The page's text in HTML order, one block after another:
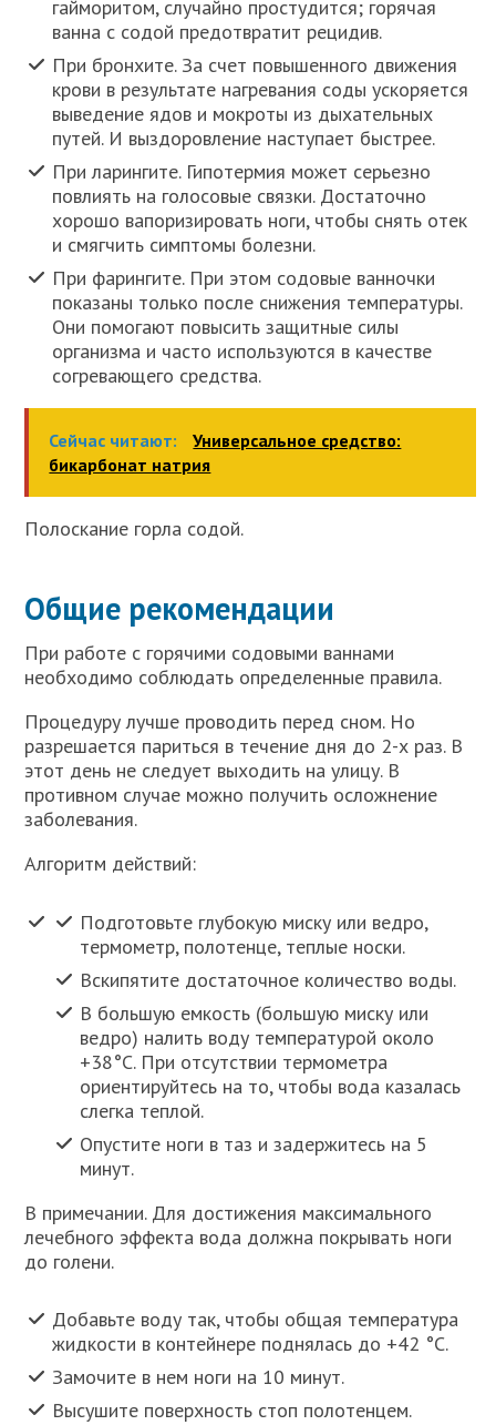
гайморитом, случайно простудится; горячая
ванна с содой предотвратит рецидив.
При бронхите. За счет повышенного движения
крови в результате нагревания соды ускоряется
выведение ядов и мокроты из дыхательных
путей. И выздоровление наступает быстрее.
При ларингите. Гипотермия может серьезно
повлиять на голосовые связки. Достаточно
хорошо вапоризировать ноги, чтобы снять отек
и смягчить симптомы болезни.
При фарингите. При этом содовые ванночки
показаны только после снижения температуры.
Они помогают повысить защитные силы
организма и часто используются в качестве
согревающего средства.
Сейчас читают:
Универсальное средство:
бикарбонат натрия
Полоскание горла содой.
Общие рекомендации
При работе с горячими содовыми ваннами
необходимо соблюдать определенные правила.
Процедуру лучше проводить перед сном. Но
разрешается париться в течение дня до 2-х раз. В
этот день не следует выходить на улицу. В
противном случае можно получить осложнение
заболевания.
Алгоритм действий:
Подготовьте глубокую миску или ведро,
термометр, полотенце, теплые носки.
Вскипятите достаточное количество воды.
В большую емкость (большую миску или
ведро) налить воду температурой около
+38°С. При отсутствии термометра
ориентируйтесь на то, чтобы вода казалась
слегка теплой.
Опустите ноги в таз и задержитесь на 5
минут.
В примечании. Для достижения максимального
лечебного эффекта вода должна покрывать ноги
до голени.
Добавьте воду так, чтобы общая температура
жидкости в контейнере поднялась до +42 °C.
Замочите в нем ноги на 10 минут.
Высушите поверхность стоп полотенцем.